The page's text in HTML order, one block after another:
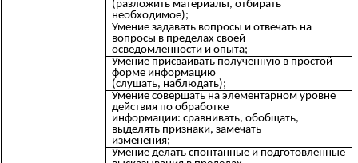
(разложить материалы, отбирать
необходимое);
Умение задавать вопросы и отвечать на
вопросы в пределах своей
осведомленности и опыта;
Умение присваивать полученную в простой
форме информацию
(слушать, наблюдать);
Умение совершать на элементарном уровне
действия по обработке
информации: сравнивать, обобщать,
выделять признаки, замечать
изменения;
Умение делать спонтанные и подготовленные